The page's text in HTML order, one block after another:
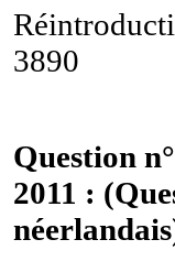
3890
Question
2011 :